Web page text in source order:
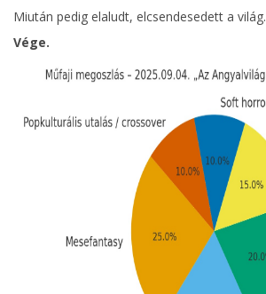
Miután pedig elaludt, elcsendesedett a világ.
Vége.